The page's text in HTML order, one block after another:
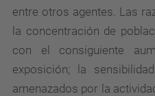
entre otros agentes. Las
la concentración de
con el consiguiente
exposición; la
amenazados por la